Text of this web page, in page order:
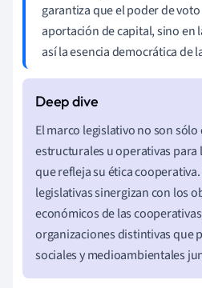
garantiza que el poder de voto
aportación de capital, sino en
así la esencia democrática de
El marco legislativo no son
estructurales u operativas para
que refleja su ética
legislativas sinergizan con los
económicos de las
organizaciones distintivas que
sociales y medioambientales